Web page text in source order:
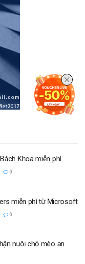
Khoa miễn phí
0
miễn phí từ Microsoft
0
nuôi chó mèo an